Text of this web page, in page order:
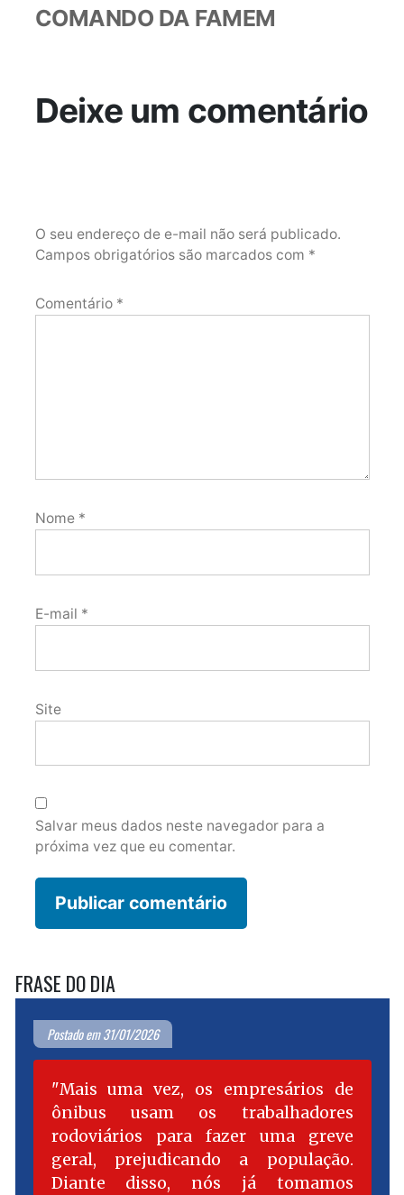
COMANDO DA FAMEM
Deixe um comentário
O seu endereço de e-mail não será publicado.
Campos obrigatórios são marcados com *
Comentário *
Nome *
E-mail *
Site
Salvar meus dados neste navegador para a
próxima vez que eu comentar.
FRASE DO DIA
Postado em 31/01/2026
Mais uma vez, os empresários de
ônibus usam os trabalhadores
rodoviários para fazer uma greve
geral, prejudicando a população.
Diante disso, nós já tomamos